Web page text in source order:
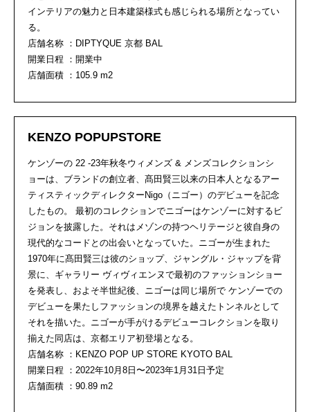
インテリアの魅力と日本建築様式も感じられる場所となってい
る。
店舗名称 ：DIPTYQUE 京都 BAL
開業日程 ：開業中
店舗面積 ：105.9 m2
KENZO POPUPSTORE
ケンゾーの 22 -23年秋冬ウィメンズ & メンズコレクションシ
ョーは、ブランドの創立者、髙田賢三以来の日本人となるアー
ティスティックディレクターNigo（ニゴー）のデビューを記念
したもの。 最初のコレクションでニゴーはケンゾーに対するビ
ジョンを披露した。それはメゾンの持つヘリテージと彼自身の
現代的なコードとの出会いとなっていた。ニゴーが生まれた
1970年に髙田賢三は彼のショップ、ジャングル・ジャップを背
景に、ギャラリー ヴィヴィエンヌで最初のファッションショー
を発表し、およそ半世紀後、ニゴーは同じ場所で ケンゾーでの
デビューを果たしファッションの境界を越えたトンネルとして
それを描いた。ニゴーが手がけるデビューコレクションを取り
揃えた同店は、京都エリア初登場となる。
店舗名称 ：KENZO POP UP STORE KYOTO BAL
開業日程 ：2022年10月8日〜2023年1月31日予定
店舗面積 ：90.89 m2